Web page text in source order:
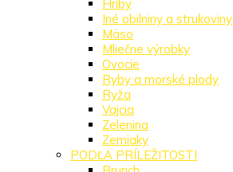
Hríby
Iné obilniny a strukoviny
Mäso
Mliečne výrobky
Ovocie
Ryby a morské plody
Ryža
Vajcia
Zelenina
Zemiaky
PODĽA PRÍLEŽITOSTI